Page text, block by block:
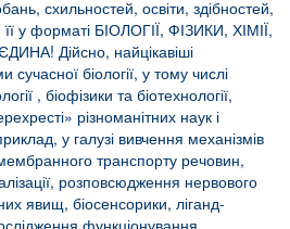
схильностей, освіти, здібностей,
у форматі БІОЛОГІЇ, ФІЗИКИ, ХІМІЇ,
Дійсно, найцікавіші
біології, у тому числі
, біофізики та біотехнології,
різноманітних наук і
у галузі вивчення механізмів
транспорту речовин,
розповсюдження нервового
явищ, біосенсорики, ліганд-
функціонування